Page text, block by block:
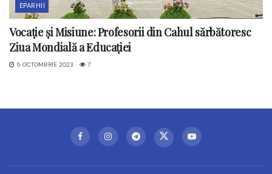
EPARHII
Vocație și Misiune: Profesorii din Cahul sărbătoresc
Ziua Mondială a Educației
5 OCTOMBRIE 2023 7